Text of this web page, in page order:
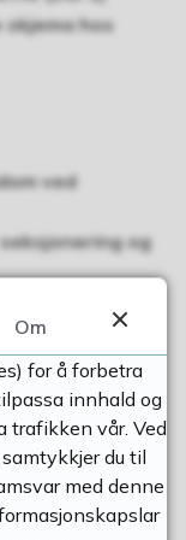
skjema hos
ved
og
som er unntatt
-
Om
for å forbetra
innhald og
trafikken vår. Ved
du til
med denne